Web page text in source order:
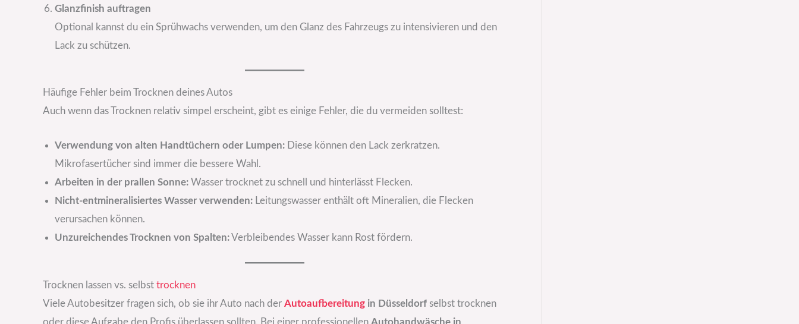
Glanzfinish auftragen
Optional kannst du ein Sprühwachs verwenden, um den Glanz des Fahrzeugs zu intensivieren und den
Lack zu schützen.
Häufige Fehler beim Trocknen deines Autos
Auch wenn das Trocknen relativ simpel erscheint, gibt es einige Fehler, die du vermeiden solltest:
Verwendung von alten Handtüchern oder Lumpen: Diese können den Lack zerkratzen.
Mikrofasertücher sind immer die bessere Wahl.
Arbeiten in der prallen Sonne: Wasser trocknet zu schnell und hinterlässt Flecken.
Nicht-entmineralisiertes Wasser verwenden: Leitungswasser enthält oft Mineralien, die Flecken
verursachen können.
Unzureichendes Trocknen von Spalten:Verbleibendes Wasser kann Rost fördern.
Trocknen lassen vs. selbst trocknen
Viele Autobesitzer fragen sich, ob sie ihr Auto nach der Autoaufbereitung in Düsseldorf selbst trocknen
oder diese Aufgabe den Profis überlassen sollten. Bei einer professionellen Autohandwäsche in